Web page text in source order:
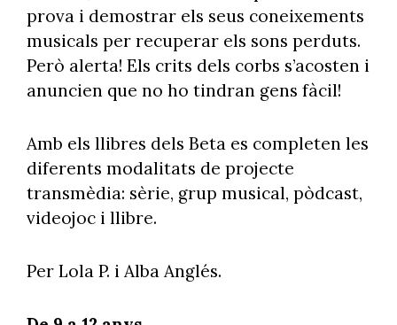
prova i demostrar els seus coneixements
musicals per recuperar els sons perduts.
Però alerta! Els crits dels corbs s’acosten i
anuncien que no ho tindran gens fàcil!
Amb els llibres dels Beta es completen les
diferents modalitats de projecte
transmèdia: sèrie, grup musical, pòdcast,
videojoc i llibre.
Per Lola P. i Alba Anglés.